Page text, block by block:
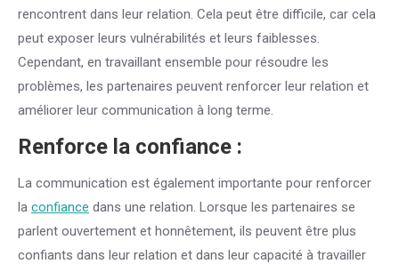
rencontrent dans leur relation. Cela peut être difficile, car cela
peut exposer leurs vulnérabilités et leurs faiblesses.
Cependant, en travaillant ensemble pour résoudre les
problèmes, les partenaires peuvent renforcer leur relation et
améliorer leur communication à long terme.
Renforce la confiance :
La communication est également importante pour renforcer
la confiance dans une relation. Lorsque les partenaires se
parlent ouvertement et honnêtement, ils peuvent être plus
confiants dans leur relation et dans leur capacité à travailler